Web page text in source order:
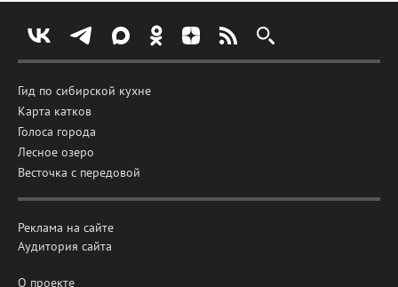
Гид по сибирской кухне
Карта катков
Голоса города
Лесное озеро
Весточка с передовой
Реклама на сайте
Аудитория сайта
О проекте